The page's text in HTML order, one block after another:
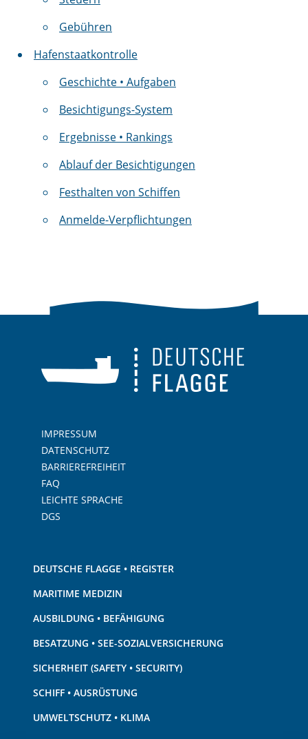
Gebühren
Hafenstaatkontrolle
Geschichte • Aufgaben
Besichtigungs-System
Ergebnisse • Rankings
Ablauf der Besichtigungen
Festhalten von Schiffen
Anmelde-Verpflichtungen
IMPRESSUM
DATENSCHUTZ
BARRIEREFREIHEIT
FAQ
LEICHTE SPRACHE
DGS
DEUTSCHE FLAGGE • REGISTER
MARITIME MEDIZIN
AUSBILDUNG • BEFÄHIGUNG
BESATZUNG • SEE-SOZIALVERSICHERUNG
SICHERHEIT (SAFETY • SECURITY)
SCHIFF • AUSRÜSTUNG
UMWELTSCHUTZ • KLIMA